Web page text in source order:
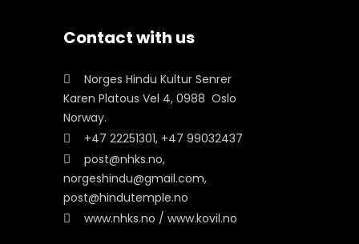
Contact with us
Norges Hindu Kultur Senrer
Karen Platous Vel 4, 0988 Oslo
Norway.
+47 22251301, +47 99032437
post@nhks.no,
norgeshindu@gmail.com,
post@hindutemple.no
www.nhks.no / www.kovil.no